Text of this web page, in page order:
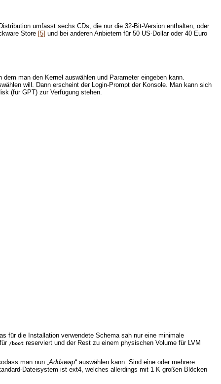
umfasst sechs CDs, die nur die 32-Bit-Version enthalten, oder
Store [5] und bei anderen Anbietern für 50 US-Dollar oder 40 Euro
man den Kernel auswählen und Parameter eingeben kann.
will. Dann erscheint der Login-Prompt der Konsole. Man kann sich
(für GPT) zur Verfügung stehen.
für die Installation verwendete Schema sah nur eine minimale
/boot reserviert und der Rest zu einem physischen Volume für LVM
man nun „Addswap“ auswählen kann. Sind eine oder mehrere
Dateisystem ist ext4, welches allerdings mit 1 K großen Blöcken